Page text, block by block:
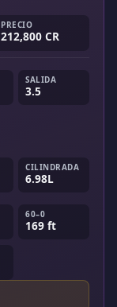
PRECIO
212,800 CR
SALIDA
3.5
CILINDRADA
6.98L
60–0
169 ft